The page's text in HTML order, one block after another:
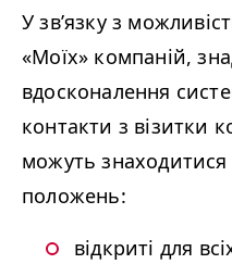
У зв’язку з
«Моїх» компаній,
вдосконалення
контакти з візитки
можуть
положень:
відкриті для